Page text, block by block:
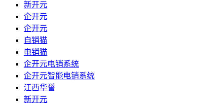
新开元
企开元
企开元
自销猫
电销猫
企开元电销系统
企开元智能电销系统
江西华誉
新开元